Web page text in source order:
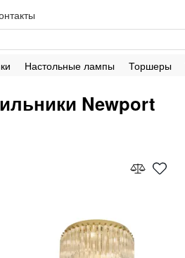
Настольные лампы Торшеры
Newport